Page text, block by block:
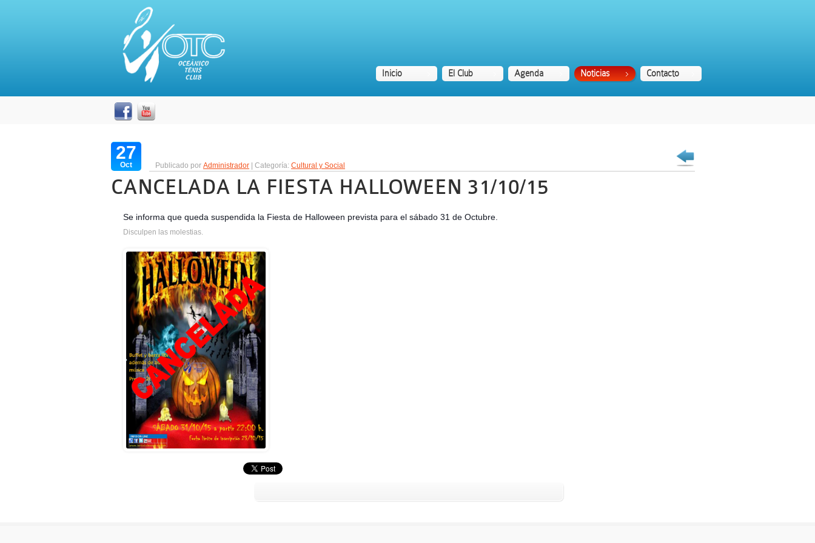
Inicio El Club Agenda Noticias Contacto
27
Oct Publicado por Administrador | Categoría: Cultural y Social
CANCELADA LA FIESTA HALLOWEEN 31/10/15
Se informa que queda suspendida la Fiesta de Halloween prevista para el sábado 31 de Octubre.
Disculpen las molestias.